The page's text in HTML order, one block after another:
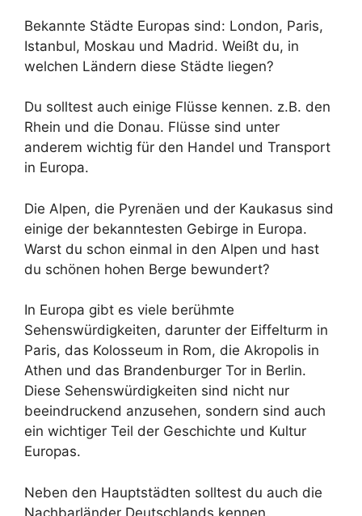
Bekannte Städte Europas sind: London, Paris,
Istanbul, Moskau und Madrid. Weißt du, in
welchen Ländern diese Städte liegen?
Du solltest auch einige Flüsse kennen. z.B. den
Rhein und die Donau. Flüsse sind unter
anderem wichtig für den Handel und Transport
in Europa.
Die Alpen, die Pyrenäen und der Kaukasus sind
einige der bekanntesten Gebirge in Europa.
Warst du schon einmal in den Alpen und hast
du schönen hohen Berge bewundert?
In Europa gibt es viele berühmte
Sehenswürdigkeiten, darunter der Eiffelturm in
Paris, das Kolosseum in Rom, die Akropolis in
Athen und das Brandenburger Tor in Berlin.
Diese Sehenswürdigkeiten sind nicht nur
beeindruckend anzusehen, sondern sind auch
ein wichtiger Teil der Geschichte und Kultur
Europas.
Neben den Hauptstädten solltest du auch die
Nachbarländer Deutschlands kennen.